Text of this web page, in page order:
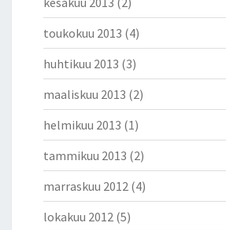
toukokuu 2013 (4)
huhtikuu 2013 (3)
maaliskuu 2013 (2)
helmikuu 2013 (1)
tammikuu 2013 (2)
marraskuu 2012 (4)
lokakuu 2012 (5)